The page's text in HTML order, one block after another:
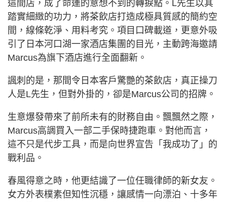
這間店，成了命運的意想不到的轉捩點。L先生以其
踏實細緻的功力，將茶飲店打造成極具質感的簡約空
間，線條乾淨、用料考究。項目口碑載道，更意外吸
引了日本河口湖一家酒店集團的目光，主動跨海邀請
Marcus為旗下酒店進行全面翻新。
諷刺的是，那間令日本客戶驚艷的茶飲店，真正操刀
人是L先生，但對外掛的，卻是Marcus公司的招牌。
生意爆發帶來了前所未有的財務自由。飄飄然之際，
Marcus高調買入一部二手保時捷跑車。對他而言，
這不只是代步工具，而是向世界宣告「我成功了」的
戰利品。
春風得意之時，他更結識了一位任職律師的新女友。
女方外表樸素但知性沉穩，讓感情一向漂泊、十多年